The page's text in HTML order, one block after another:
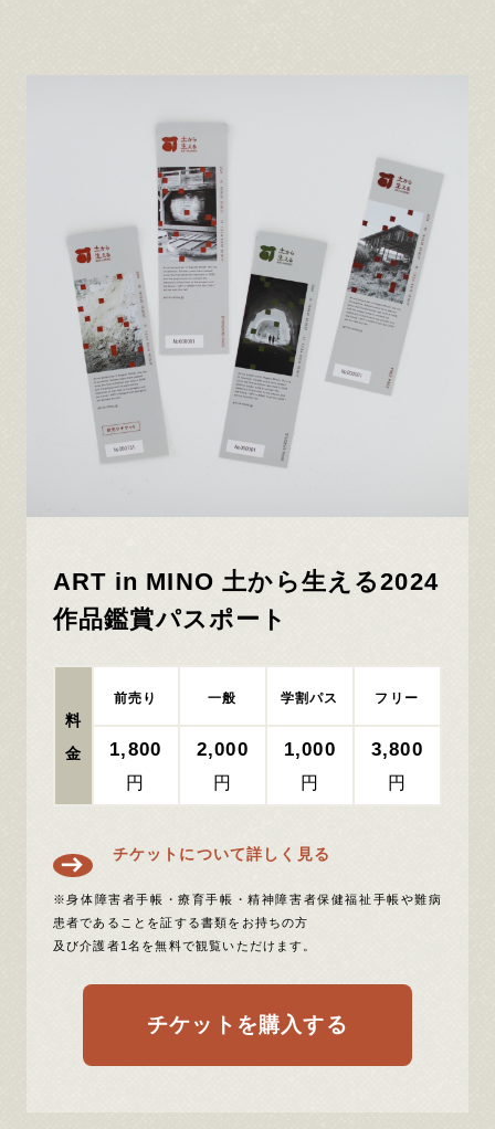
ART in MINO 土から生える2024
作品鑑賞パスポート
料
金
前売り 一般 学割パス フリー
1,800
円
2,000
円
1,000
円
3,800
円
チケットについて詳しく見る
※身体障害者手帳・療育手帳・精神障害者保健福祉手帳や難病
患者であることを証する書類をお持ちの方
及び介護者1名を無料で観覧いただけます。
チケットを購入する